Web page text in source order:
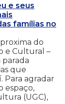
e seus
famílias no
do
e Cultural –
parada
que
Para agradar
espaço,
(UGC),